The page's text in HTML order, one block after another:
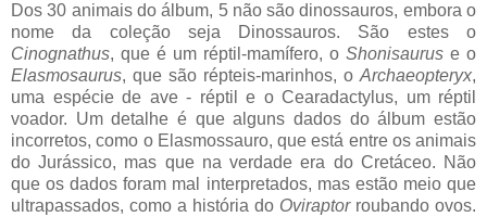
Dos 30 animais do álbum, 5 não são dinossauros, embora o
nome da coleção seja Dinossauros. São estes o
Cinognathus, que é um réptil-mamífero, o Shonisaurus e o
Elasmosaurus, que são répteis-marinhos, o Archaeopteryx,
uma espécie de ave - réptil e o Cearadactylus, um réptil
voador. Um detalhe é que alguns dados do álbum estão
incorretos, como o Elasmossauro, que está entre os animais
do Jurássico, mas que na verdade era do Cretáceo. Não
que os dados foram mal interpretados, mas estão meio que
ultrapassados, como a história do Oviraptor roubando ovos.